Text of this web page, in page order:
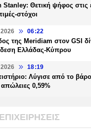
Stanley: Θετική ψήφος στις
στόχοι
06:22
της Meridiam στον GSI
Ελλάδας-Κύπρου
18:19
Λύγισε από το
0,59%
ΕΠΙΧΕΙΡΗΣΕΙΣ